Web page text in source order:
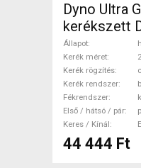
Dyno Ultra
kerékszett
Mountain
MTB Kerék
belsős
Állapot
Kerék méret
Kerék rögzítés
Kerék rendszer
Fékrendszer
Első / hátsó / pár
Keres / Kínál
44 444 Ft